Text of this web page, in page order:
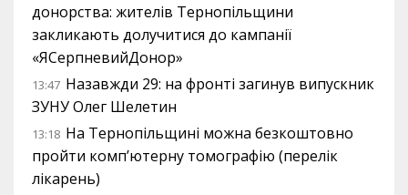
донорства: жителів Тернопільщини
закликають долучитися до кампанії
«ЯСерпневийДонор»
13:47 Назавжди 29: на фронті загинув випускник
ЗУНУ Олег Шелетин
13:18 На Тернопільщині можна безкоштовно
пройти комп’ютерну томографію (перелік
лікарень)